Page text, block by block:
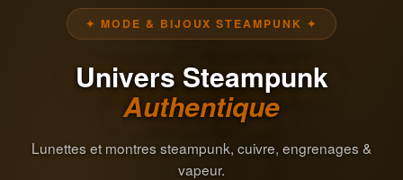
✦ MODE & BIJOUX STEAMPUNK ✦
Univers Steampunk
Authentique
Lunettes et montres steampunk, cuivre, engrenages &
vapeur.